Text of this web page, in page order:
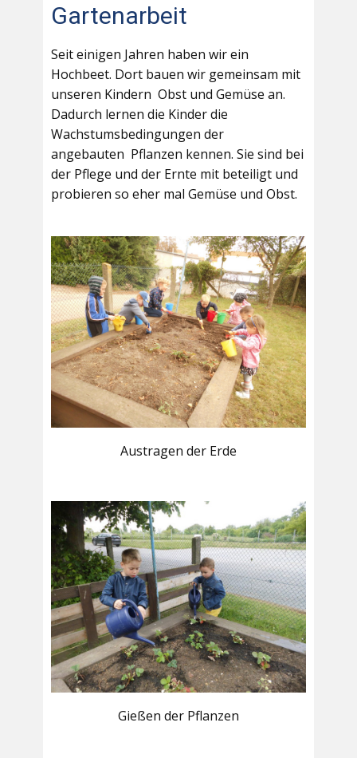
Gartenarbeit
Seit einigen Jahren haben wir ein
Hochbeet. Dort bauen wir gemeinsam mit
unseren Kindern Obst und Gemüse an.
Dadurch lernen die Kinder die
Wachstumsbedingungen der
angebauten Pflanzen kennen. Sie sind bei
der Pflege und der Ernte mit beteiligt und
probieren so eher mal Gemüse und Obst.
Austragen der Erde
Gießen der Pflanzen